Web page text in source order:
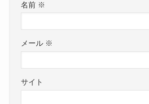
名前 ※
メール ※
サイト